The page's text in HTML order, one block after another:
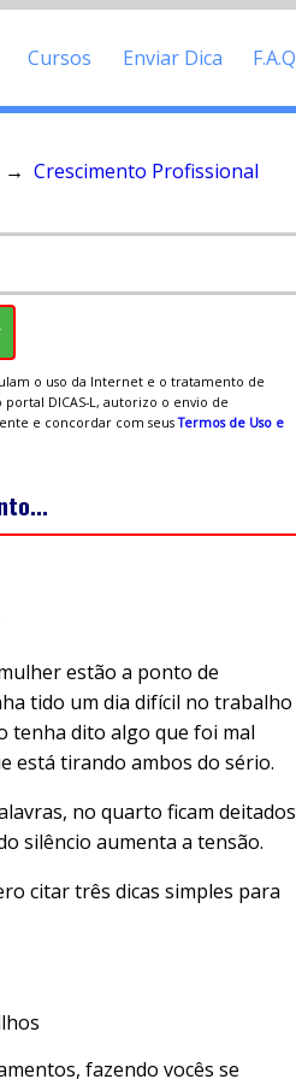
Cursos Enviar Dica F.A.Q
→ Crescimento Profissional
o uso da Internet e o tratamento de
DICAS-L, autorizo o envio de
e concordar com seusTermos de Uso e
estão a ponto de
tido um dia difícil no trabalho
tenha dito algo que foi mal
está tirando ambos do sério.
no quarto ficam deitados
silêncio aumenta a tensão.
citar três dicas simples para
fazendo vocês se